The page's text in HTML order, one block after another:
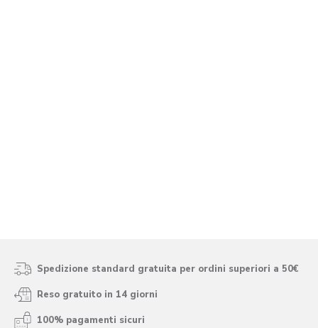
Spedizione standard gratuita per ordini superiori a 50€
Reso gratuito in 14 giorni
100% pagamenti sicuri